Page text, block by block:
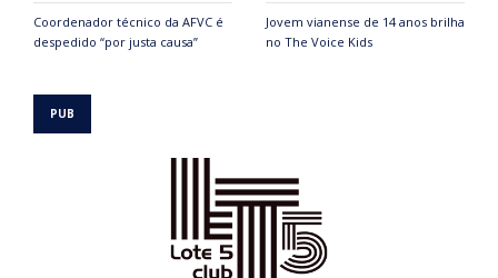
Coordenador técnico da AFVC é
despedido “por justa causa”
Jovem vianense de 14 anos brilha
no The Voice Kids